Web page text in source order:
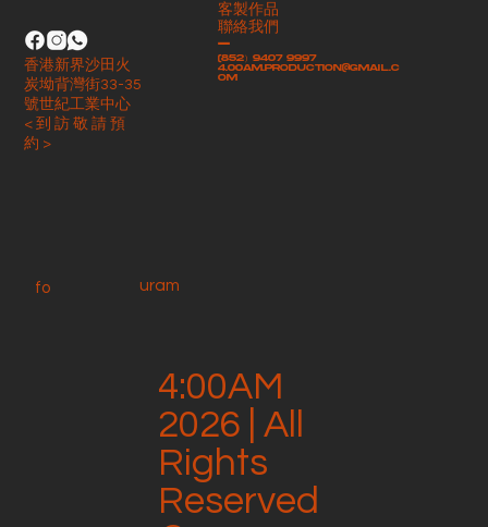
4:00AM
2026 | All
Rights
Reserved
客製作品
聯絡我們
-
(852）9407 9997
4.00am.production@gmail.c
om
香港新界沙田火
炭坳背灣街33-35
號世紀工業中心
< 到 訪 敬 請 預
約 >
fo uram